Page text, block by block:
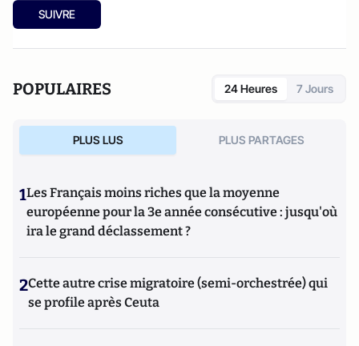
de l'institut Montaigne : "Les Français au travail : aller au-
delà des idées reçues" publié en 2023.
SUIVRE
POPULAIRES 24 Heures 7 Jours
PLUS LUS PLUS PARTAGES
1Les Français moins riches que la moyenne
européenne pour la 3e année consécutive : jusqu'où
ira le grand déclassement ?
2Cette autre crise migratoire (semi-orchestrée) qui
se profile après Ceuta